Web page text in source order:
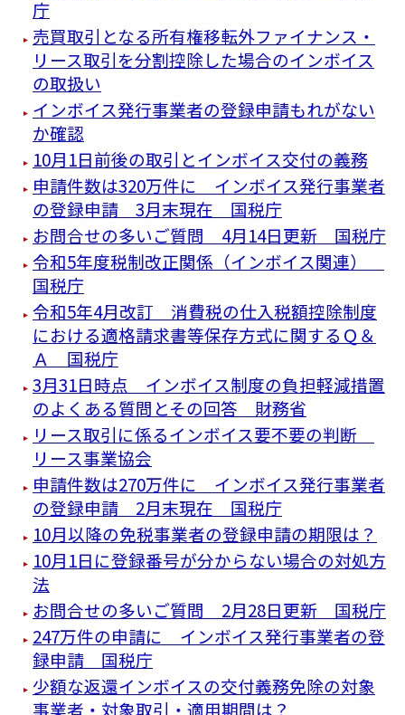
庁
売買取引となる所有権移転外ファイナンス・
リース取引を分割控除した場合のインボイス
の取扱い
インボイス発行事業者の登録申請もれがない
か確認
10月1日前後の取引とインボイス交付の義務
申請件数は320万件に インボイス発行事業者
の登録申請 3月末現在 国税庁
お問合せの多いご質問 4月14日更新 国税庁
令和5年度税制改正関係（インボイス関連）
国税庁
令和5年4月改訂 消費税の仕入税額控除制度
における適格請求書等保存方式に関するＱ＆
Ａ 国税庁
3月31日時点 インボイス制度の負担軽減措置
のよくある質問とその回答 財務省
リース取引に係るインボイス要不要の判断
リース事業協会
申請件数は270万件に インボイス発行事業者
の登録申請 2月末現在 国税庁
10月以降の免税事業者の登録申請の期限は？
10月1日に登録番号が分からない場合の対処方
法
お問合せの多いご質問 2月28日更新 国税庁
247万件の申請に インボイス発行事業者の登
録申請 国税庁
少額な返還インボイスの交付義務免除の対象
事業者・対象取引・適用期間は？